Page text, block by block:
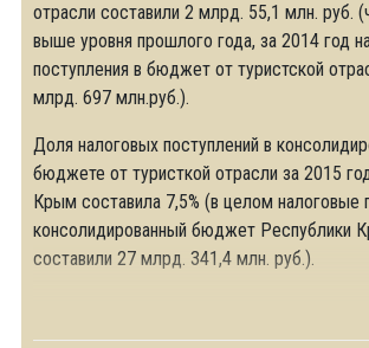
отрасли составили 2 млрд. 55,1 млн. руб.
выше уровня прошлого года, за 2014 год
поступления в бюджет от туристской
млрд. 697 млн.руб.).
Доля налоговых поступлений в
бюджете от туристкой отрасли за 2015
Крым составила 7,5% (в целом налоговые
консолидированный бюджет Республики
составили 27 млрд. 341,4 млн. руб.).